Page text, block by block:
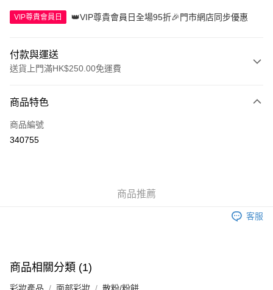
VIP尊貴會員日 👑VIP尊貴會員日全場95折🎉門市網店同步優惠
付款與運送
送貨上門滿HK$250.00免運費
信用卡
Apple Pay
付款後門市自取，訂單確認後2-4個工作天到店，7天內取。逾期後
商品特色
商品編號
340755
商品推薦
客服
商品相關分類 (1)